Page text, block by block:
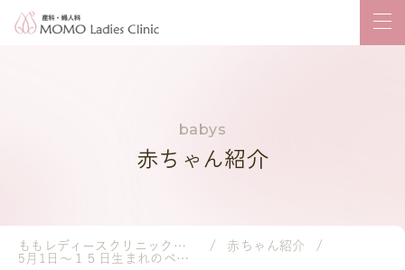
赤ちゃん紹介
ももレディースクリニック｜岡山市の産婦人科・小児科
赤ちゃん紹介
5月1日～１５日生まれのベビー